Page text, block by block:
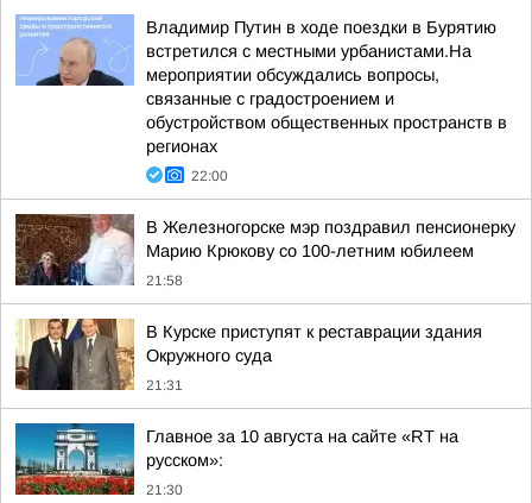
Владимир Путин в ходе поездки в Бурятию
встретился с местными урбанистами.На
мероприятии обсуждались вопросы,
связанные с градостроением и
обустройством общественных пространств в
регионах
22:00
В Железногорске мэр поздравил пенсионерку
Марию Крюкову со 100-летним юбилеем
21:58
В Курске приступят к реставрации здания
Окружного суда
21:31
Главное за 10 августа на сайте «RT на
русском»:
21:30